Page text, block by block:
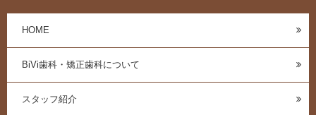
HOME
BiVi歯科・矯正歯科について
スタッフ紹介